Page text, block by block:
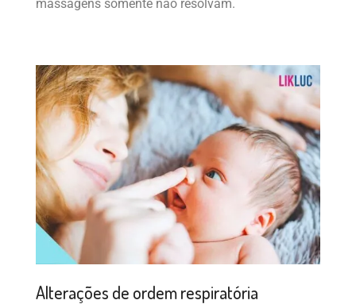
massagens somente não resolvam.
Alterações de ordem respiratória